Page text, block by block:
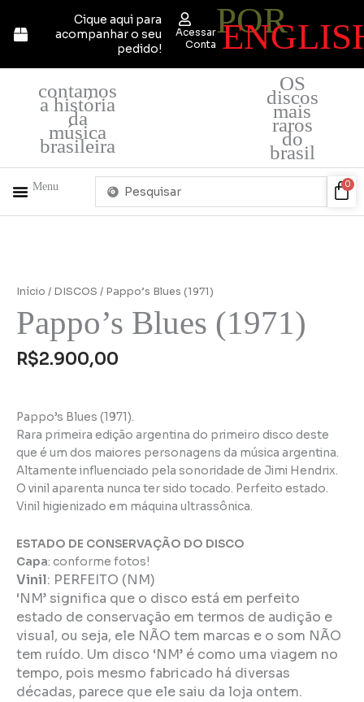
para
Cique aqui para
acompanhar o seu
pedido!
Acessar
Conta
POR
contamos
a história
da
música
brasileira
OS
discos
mais
raros
do
brasil
Menu
Pesquisar
0
Início / DISCOS / Pappo’s Blues (1971)
Pappo’s Blues (1971)
R$2.900,00
Pappo’s Blues (1971).
Rara primeira edição argentina do primeiro disco deste
que é um dos maiores personagens da música argentina.
Altamente influenciado pela sonoridade de Jimi Hendrix.
O vinil aparenta nunca ter sido tocado. Perfeito estado.
Vinil higienizado em máquina ultrassônica.
ESTADO DE CONSERVAÇÃO DO DISCO
Capa: conforme fotos!
Vinil: PERFEITO (NM)
‘NM’ significa que o disco está em perfeito
estado de conservação em termos de audição e
visual, ou seja, ele NÃO tem marcas e o som NÃO
tem ruído. Um disco ‘NM’ é como uma viagem no
tempo, pois mesmo fabricado há diversas
décadas, parece que ele saiu da loja ontem.